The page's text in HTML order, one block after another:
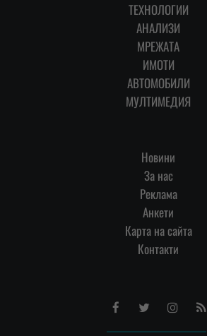
ТЕХНОЛОГИИ
АНАЛИЗИ
МРЕЖАТА
ИМОТИ
АВТОМОБИЛИ
МУЛТИМЕДИЯ
Новини
За нас
Реклама
Анкети
Карта на сайта
Контакти
FacebookTwitterInstagram
RSS